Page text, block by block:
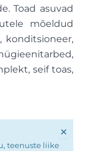
Toad asuvad
mõeldud
konditsioneer,
seif toas,
teenuste liike
×